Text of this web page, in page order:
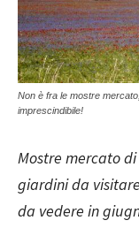
Non è fra le mostre
imprescindibile!
Mostre mercato
giardini da
da vedere in